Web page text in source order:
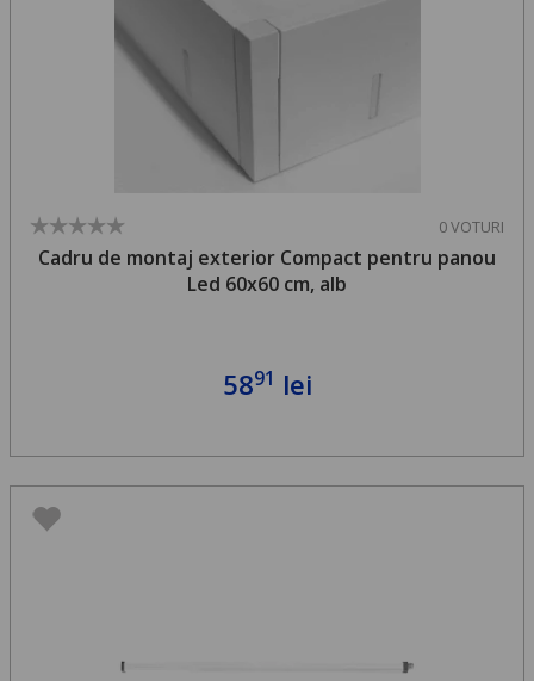
0 VOTURI
Cadru de montaj exterior Compact pentru panou
Led 60x60 cm, alb
5891 lei